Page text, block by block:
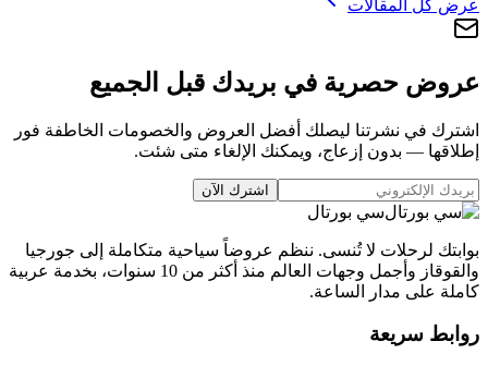
عرض كل المقالات
عروض حصرية في بريدك قبل الجميع
اشترك في نشرتنا ليصلك أفضل العروض والخصومات الخاطفة فور
إطلاقها — بدون إزعاج، ويمكنك الإلغاء متى شئت.
اشترك الآن
سي بورتال
بوابتك لرحلات لا تُنسى. ننظم عروضاً سياحية متكاملة إلى جورجيا
والقوقاز وأجمل وجهات العالم منذ أكثر من 10 سنوات، بخدمة عربية
كاملة على مدار الساعة.
روابط سريعة